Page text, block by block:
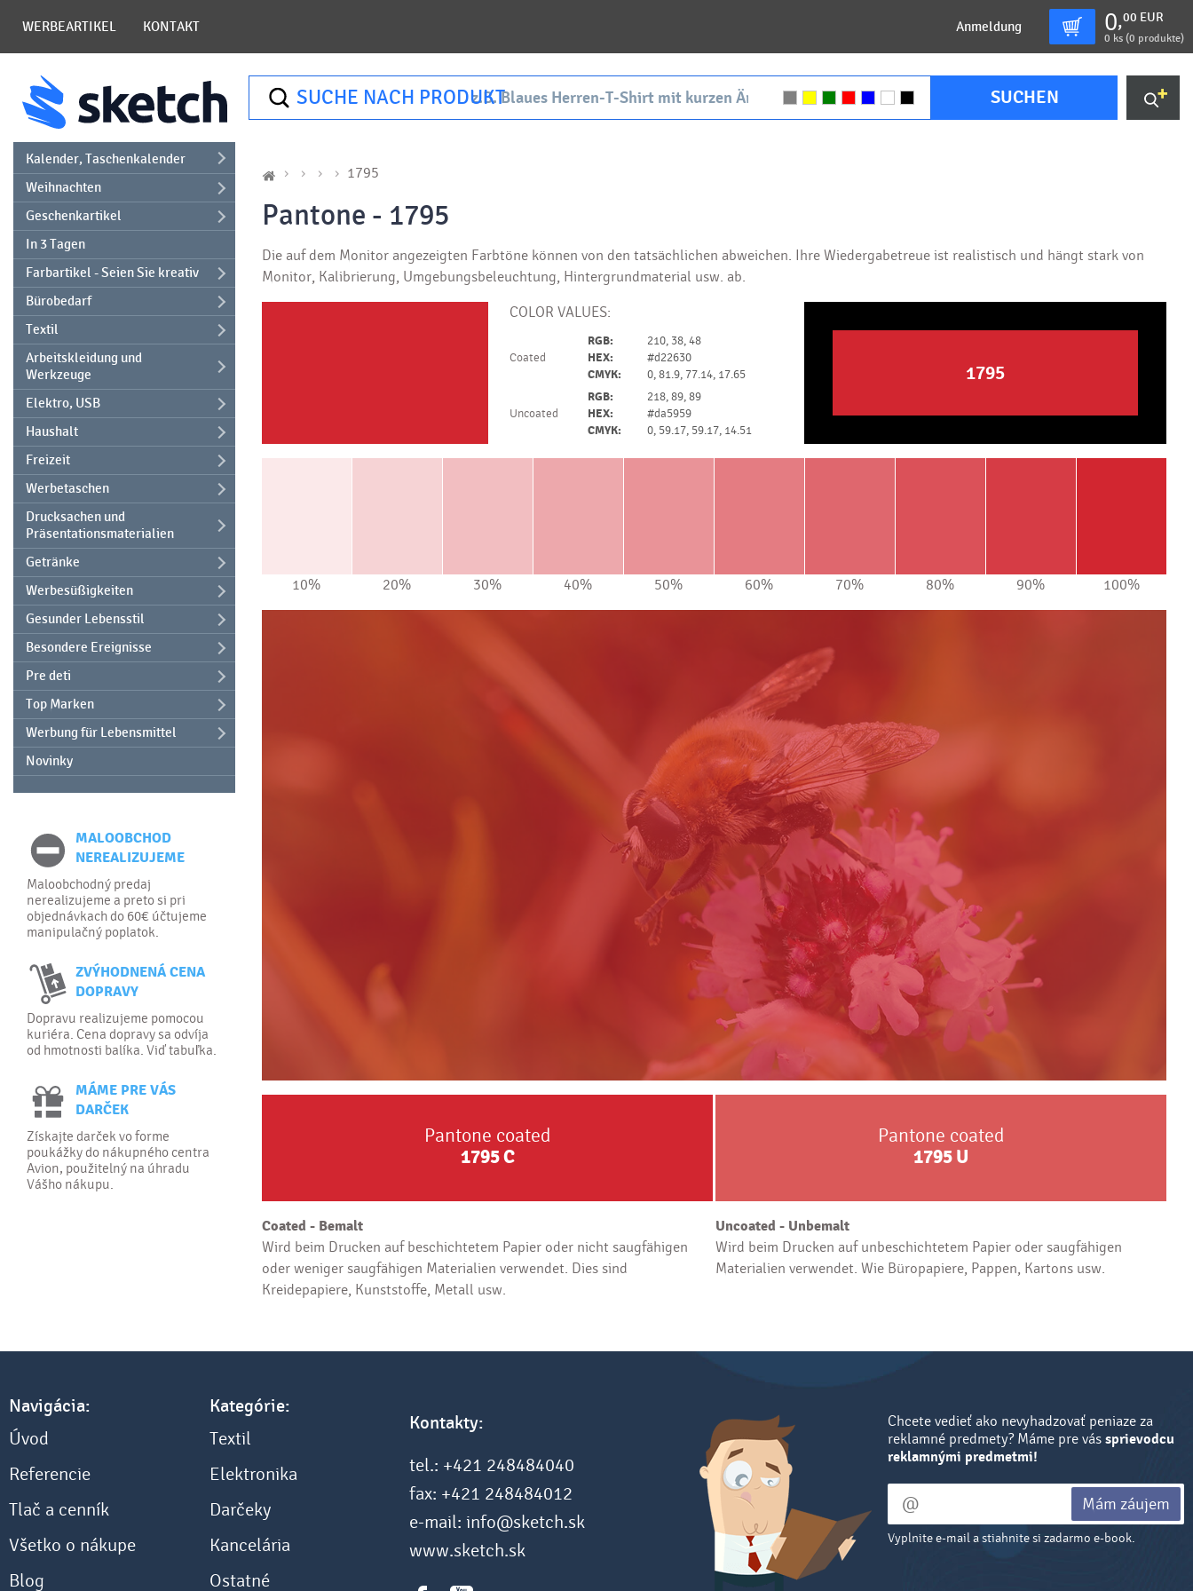
WERBEARTIKEL KONTAKT Anmeldung 0,00 EUR
0 ks (0 produkte)
SUCHE NACH PRODUKT SUCHEN
Kalender, Taschenkalender
Weihnachten
Geschenkartikel
In 3 Tagen
Farbartikel - Seien Sie kreativ
Bürobedarf
Textil
Arbeitskleidung und
Werkzeuge
Elektro, USB
Haushalt
Freizeit
Werbetaschen
Drucksachen und
Präsentationsmaterialien
Getränke
Werbesüßigkeiten
Gesunder Lebensstil
Besondere Ereignisse
Pre deti
Top Marken
Werbung für Lebensmittel
Novinky
MALOOBCHOD
NEREALIZUJEME
Maloobchodný predaj
nerealizujeme a preto si pri
objednávkach do 60€ účtujeme
manipulačný poplatok.
ZVÝHODNENÁ CENA
DOPRAVY
Dopravu realizujeme pomocou
kuriéra. Cena dopravy sa odvíja
od hmotnosti balíka. Viď tabuľka.
MÁME PRE VÁS
DARČEK
Získajte darček vo forme
poukážky do nákupného centra
Avion, použitelný na úhradu
Vášho nákupu.
1795
Pantone - 1795
Die auf dem Monitor angezeigten Farbtöne können von den tatsächlichen abweichen. Ihre Wiedergabetreue ist realistisch und hängt stark von
Monitor, Kalibrierung, Umgebungsbeleuchtung, Hintergrundmaterial usw. ab.
COLOR VALUES:
Coated
RGB:
HEX:
CMYK:
210, 38, 48
#d22630
0, 81.9, 77.14, 17.65
Uncoated
RGB:
HEX:
CMYK:
218, 89, 89
#da5959
0, 59.17, 59.17, 14.51
1795
10% 20% 30% 40% 50% 60% 70% 80% 90% 100%
Pantone coated
1795C
Coated - Bemalt
Wird beim Drucken auf beschichtetem Papier oder nicht saugfähigen
oder weniger saugfähigen Materialien verwendet. Dies sind
Kreidepapiere, Kunststoffe, Metall usw.
Pantone coated
1795U
Uncoated - Unbemalt
Wird beim Drucken auf unbeschichtetem Papier oder saugfähigen
Materialien verwendet. Wie Büropapiere, Pappen, Kartons usw.
Navigácia:
Úvod
Referencie
Tlač a cenník
Všetko o nákupe
Blog
Kategórie:
Textil
Elektronika
Darčeky
Kancelária
Ostatné
Kontakty:
tel.: +421 248484040
fax: +421 248484012
e-mail: info@sketch.sk
www.sketch.sk
Chcete vedieť ako nevyhadzovať peniaze za
reklamné predmety? Máme pre vás sprievodcu
reklamnými predmetmi!
Mám záujem
Vyplnite e-mail a stiahnite si zadarmo e-book.